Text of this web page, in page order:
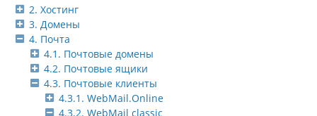
2. Хостинг
3. Домены
4. Почта
4.1. Почтовые домены
4.2. Почтовые ящики
4.3. Почтовые клиенты
4.3.1. WebMail.Online
4.3.2. WebMail classic